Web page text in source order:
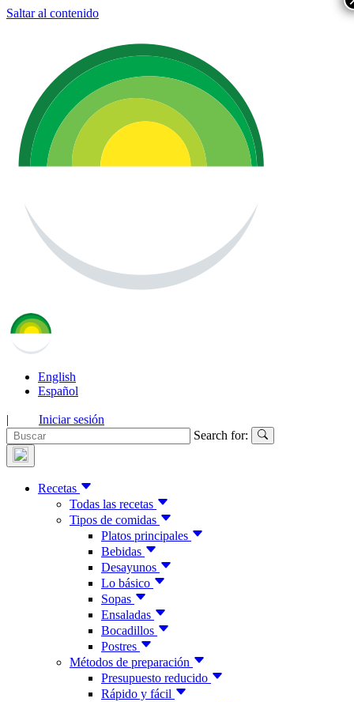
Saltar al contenido
English
Español
|
Iniciar sesión
Search for:
Recetas
Todas las recetas
Tipos de comidas
Platos principales
Bebidas
Desayunos
Lo básico
Sopas
Ensaladas
Bocadillos
Postres
Métodos de preparación
Presupuesto reducido
Rápido y fácil